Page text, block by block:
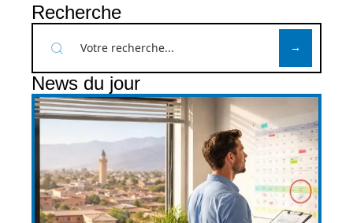
Recherche
News du jour